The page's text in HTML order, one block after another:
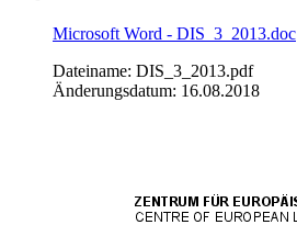
Microsoft Word - DIS_3_2013.doc
Dateiname: DIS_3_2013.pdf
Änderungsdatum: 16.08.2018